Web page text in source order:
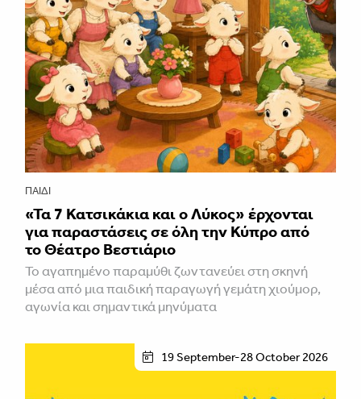
ΠΑΙΔΊ
«Τα 7 Κατσικάκια και ο Λύκος» έρχονται
για παραστάσεις σε όλη την Κύπρο από
το Θέατρο Βεστιάριο
Το αγαπημένο παραμύθι ζωντανεύει στη σκηνή
μέσα από μια παιδική παραγωγή γεμάτη χιούμορ,
αγωνία και σημαντικά μηνύματα
19 September-28 October 2026